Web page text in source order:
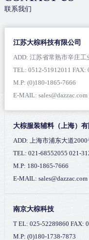
联系我们
江苏大棕科技有限公司
ADD: 江苏省常熟市辛庄工
TEL: 0512-51912011 FAX:
M.P: (0)180-1865-7666
E-MAIL: sales@dazzac.com
大棕服装辅料（上海）有
ADD: 上海市浦东大道
TEL: 021-68552055 021-
M.P: 180-1865-7666
E-MAIL: sales@dazzac.com
南京大棕科技
T EL: 025-52289860 FAX:
M.P: (0)180-1738-7873